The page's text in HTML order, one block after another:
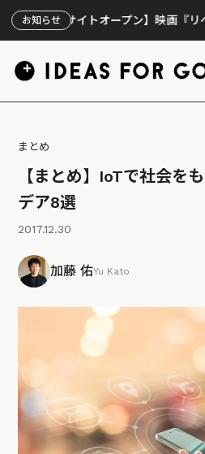
お知らせ
サイトオープン】映画『リペアカフェ
まとめ
【まとめ】IoTで社会を
デア8選
2017.12.30
加藤 佑Yu Kato